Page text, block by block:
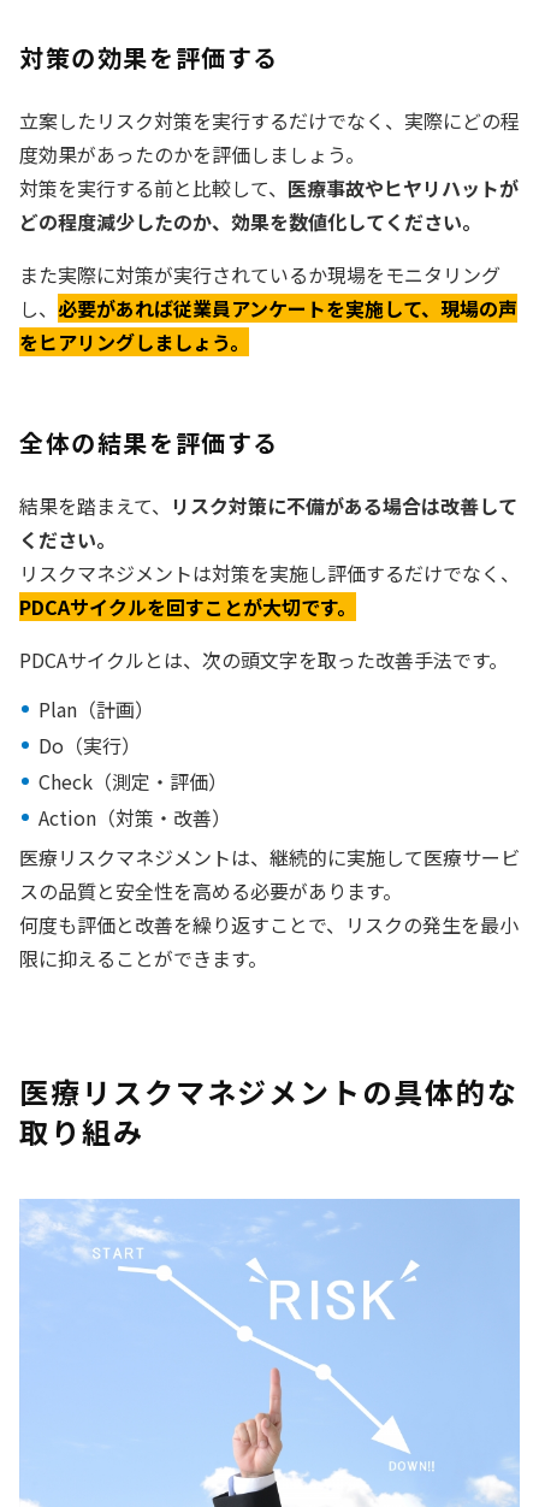
対策の効果を評価する
立案したリスク対策を実行するだけでなく、実際にどの程
度効果があったのかを評価しましょう。
対策を実行する前と比較して、 医療事故やヒヤリハットが
どの程度減少したのか、効果を数値化してください。
また実際に対策が実行されているか現場をモニタリング
し、 必要があれば従業員アンケートを実施して、現場の声
をヒアリングしましょう。
全体の結果を評価する
結果を踏まえて、 リスク対策に不備がある場合は改善して
ください。
リスクマネジメントは対策を実施し評価するだけでなく、
PDCAサイクルを回すことが大切です。
PDCAサイクルとは、次の頭文字を取った改善手法です。
Plan（計画）
Do（実行）
Check（測定・評価）
Action（対策・改善）
医療リスクマネジメントは、継続的に実施して医療サービ
スの品質と安全性を高める必要があります。
何度も評価と改善を繰り返すことで、リスクの発生を最小
限に抑えることができます。
医療リスクマネジメントの具体的な
取り組み